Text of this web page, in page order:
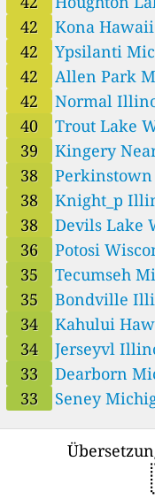
42
Kona Hawaii
42
42
42
Normal
40
39
38
38
38
36
Potosi
35
35
34
Kahului
34
Jerseyvl
33
33
Seney